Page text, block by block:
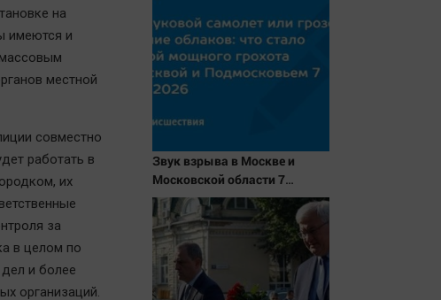
на
имеются и
местной
совместно
работать в
их
за
в целом по
и более
организаций.
Звук взрыва в Москве и
Московской области 7
августа 2026 года: Причины,
источник, откуда был
громкий хлопок